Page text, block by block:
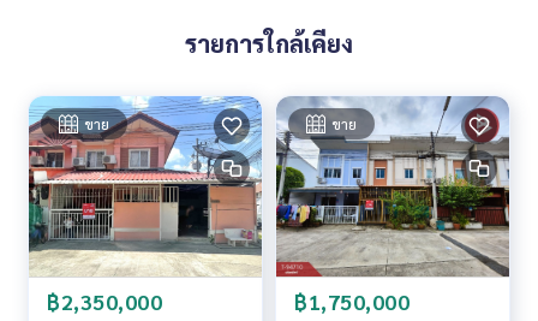
ราคา : 2,900,000 บาท
ลิงค์แผนที่ :https://maps.google.com/?q=13.67494737,10
0.30828587
**เรามีบริการจัดสินเชื่อให้ฟรี พร้อมยินดีให้คำปรึกษา มีให้เลือกทุ
**พร้อมอัตราดอกเบี้ยพิเศษ และ วงเงินสูงสุด 90-100% ของราคา
รายการใกล้เคียง
ขาย
฿2,350,000
ขาย
฿1,750,000